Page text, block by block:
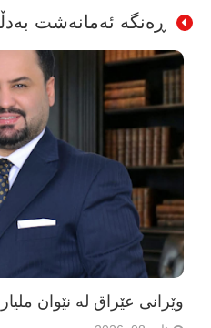
ڕەنگە ئەمانەشت
وێرانی عێراق لە نێوان